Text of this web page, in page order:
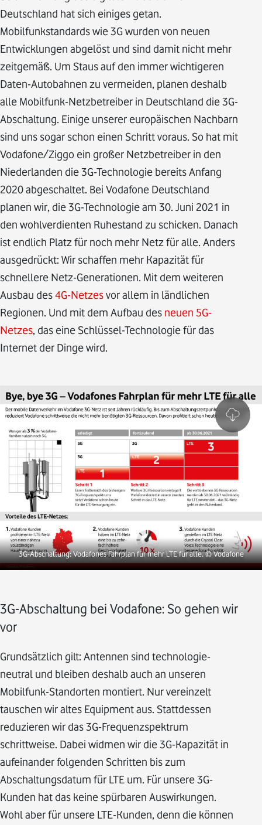
Deutschland hat sich einiges getan.
Mobilfunkstandards wie 3G wurden von neuen
Entwicklungen abgelöst und sind damit nicht mehr
zeitgemäß. Um Staus auf den immer wichtigeren
Daten-Autobahnen zu vermeiden, planen deshalb
alle Mobilfunk-Netzbetreiber in Deutschland die 3G-
Abschaltung. Einige unserer europäischen Nachbarn
sind uns sogar schon einen Schritt voraus. So hat mit
Vodafone/Ziggo ein großer Netzbetreiber in den
Niederlanden die 3G-Technologie bereits Anfang
2020 abgeschaltet. Bei Vodafone Deutschland
planen wir, die 3G-Technologie am 30. Juni 2021 in
den wohlverdienten Ruhestand zu schicken. Danach
ist endlich Platz für noch mehr Netz für alle. Anders
ausgedrückt: Wir schaffen mehr Kapazität für
schnellere Netz-Generationen. Mit dem weiteren
Ausbau des4G-Netzesvor allem in ländlichen
Regionen. Und mit dem Aufbau des neuen 5G-
Netzes, das eine Schlüssel-Technologie für das
Internet der Dinge wird.
3G-Abschaltung: Vodafones Fahrplan für mehr LTE für alle.© Vodafone
3G-Abschaltung bei Vodafone: So gehen wir
vor
Grundsätzlich gilt: Antennen sind technologie-
neutral und bleiben deshalb auch an unseren
Mobilfunk-Standorten montiert. Nur vereinzelt
tauschen wir altes Equipment aus. Stattdessen
reduzieren wir das 3G-Frequenzspektrum
schrittweise. Dabei widmen wir die 3G-Kapazität in
aufeinander folgenden Schritten bis zum
Abschaltungsdatum für LTE um. Für unsere 3G-
Kunden hat das keine spürbaren Auswirkungen.
Wohl aber für unsere LTE-Kunden, denn die können